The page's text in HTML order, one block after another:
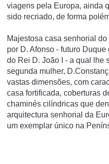
viagens pela Europa, ainda
sido recriado, de forma
Majestosa casa senhorial
por D. Afonso - futuro
do Rei D. João I - a qual lhe
segunda mulher,
vastas dimensões, com
casa fortificada, coberturas
chaminés cilíndricas que
arquitectura senhorial da
um exemplar único na